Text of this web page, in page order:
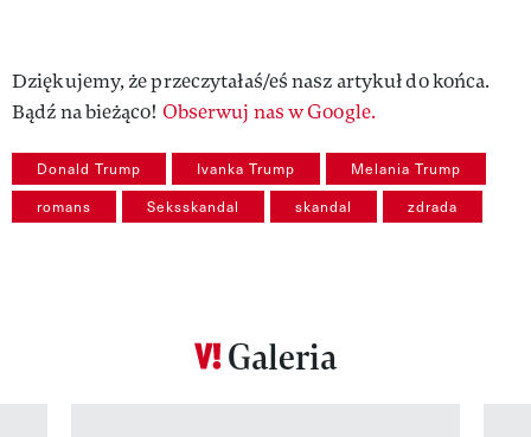
Dziękujemy, że przeczytałaś/eś nasz artykuł do końca.
Bądź na bieżąco! Obserwuj nas w Google.
Donald Trump Ivanka Trump Melania Trump
romans Seksskandal skandal zdrada
Galeria